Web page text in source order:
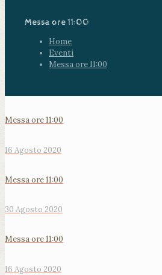
Messa ore 11:00
Home
Eventi
Messa ore 11:00
Messa ore 11:00
16 Agosto 2020
Messa ore 11:00
30 Agosto 2020
Messa ore 11:00
16 Agosto 2020